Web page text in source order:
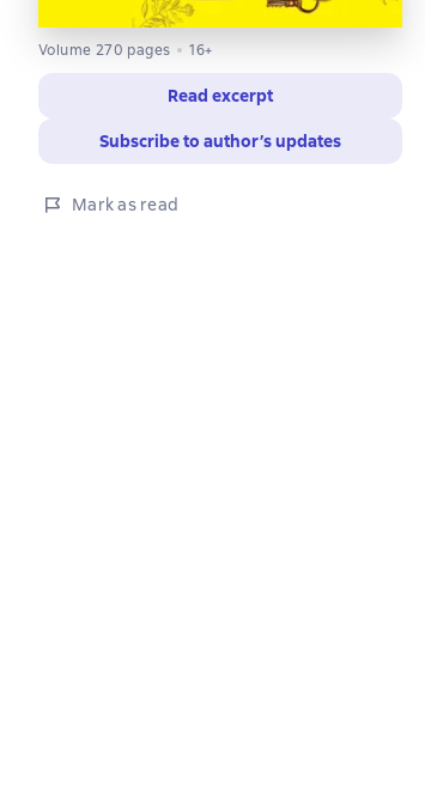
Volume 270 pages 16+
Read excerpt
Subscribe to author’s updates
Mark as read